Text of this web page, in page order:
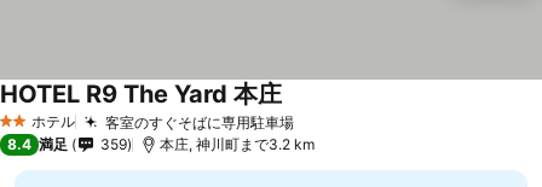
2 ホテルのランク
ホテル 客室のすぐそばに専用駐車場
HOTEL R9 The Yard 本庄
8.4 満足 359 本庄, 神川町まで3.2 km